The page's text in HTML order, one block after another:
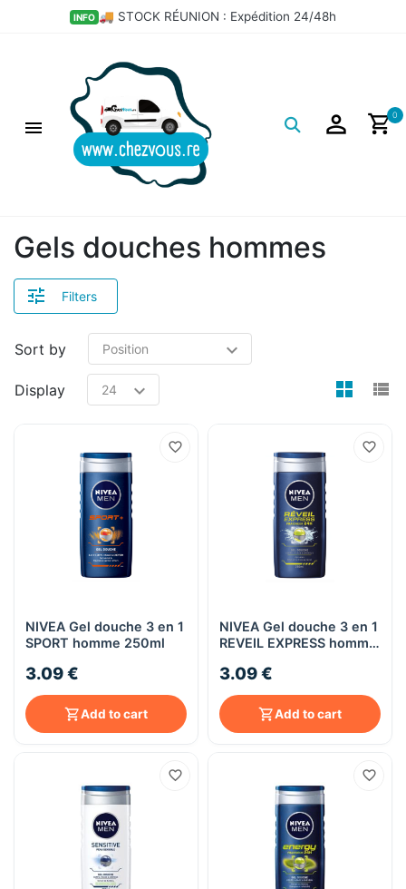
INFO 🚚 STOCK RÉUNION : Expédition 24/48h
0
Gels douches hommes
Filters
Sort by
Display
NIVEA Gel douche 3 en 1
SPORT homme 250ml
3.09 €
Add to cart
NIVEA Gel douche 3 en 1
REVEIL EXPRESS homme
3.09 €
Add to cart
×